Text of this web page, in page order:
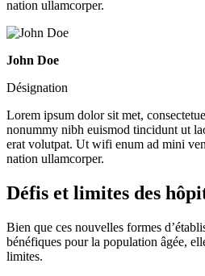
nation ullamcorper.
John Doe
Désignation
Lorem ipsum dolor sit met,
nonummy nibh euismod tincidunt ut
erat volutpat. Ut wifi enum ad mini
nation ullamcorper.
Défis et limites des
Bien que ces nouvelles formes
bénéfiques pour la population âgée,
limites.